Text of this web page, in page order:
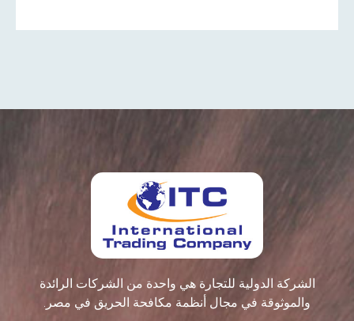
الشركة الدولية للتجارة هي واحدة من الشركات الرائدة
والموثوقة في مجال أنظمة مكافحة الحريق في مصر.